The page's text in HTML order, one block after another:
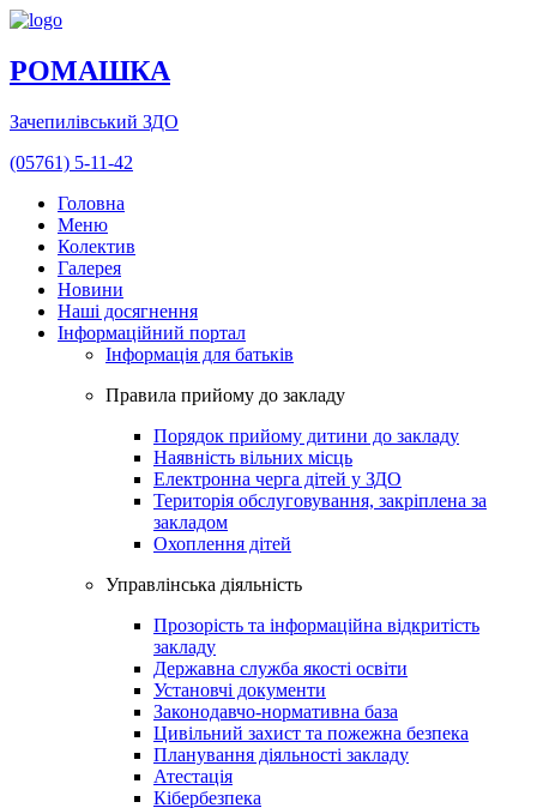
РОМАШКА
Зачепилівський ЗДО
(05761) 5-11-42
Головна
Меню
Колектив
Галерея
Новини
Наші досягнення
Інформаційний портал
Інформація для батьків
Правила прийому до закладу
Порядок прийому дитини до закладу
Наявність вільних місць
Електронна черга дітей у ЗДО
Територія обслуговування, закріплена за
закладом
Охоплення дітей
Управлінська діяльність
Прозорість та інформаційна відкритість
закладу
Державна служба якості освіти
Установчі документи
Законодавчо-нормативна база
Цивільний захист та пожежна безпека
Планування діяльності закладу
Атестація
Кібербезпека